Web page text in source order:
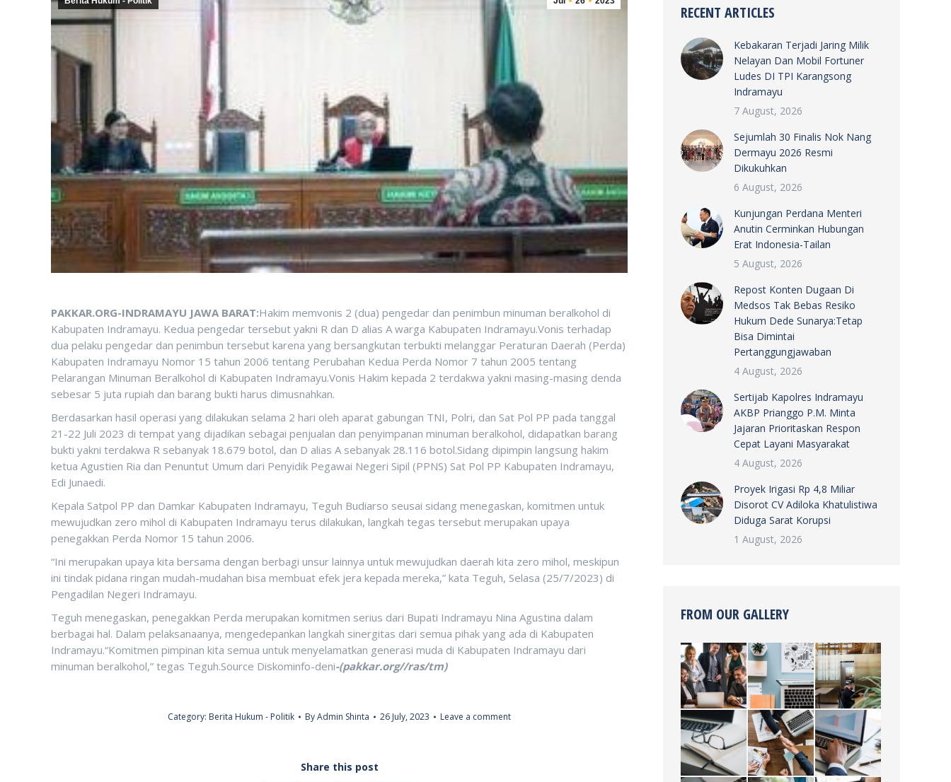
PAKKAR.ORG-INDRAMAYU JAWA BARAT:Hakim memvonis 2 (dua) pengedar dan penimbun minuman beralkohol di
Kabupaten Indramayu. Kedua pengedar tersebut yakni R dan D alias A warga Kabupaten Indramayu.Vonis terhadap
dua pelaku pengedar dan penimbun tersebut karena yang bersangkutan terbukti melanggar Peraturan Daerah (Perda)
Kabupaten Indramayu Nomor 15 tahun 2006 tentang Perubahan Kedua Perda Nomor 7 tahun 2005 tentang
Pelarangan Minuman Beralkohol di Kabupaten Indramayu.Vonis Hakim kepada 2 terdakwa yakni masing-masing denda
sebesar 5 juta rupiah dan barang bukti harus dimusnahkan.
Berdasarkan hasil operasi yang dilakukan selama 2 hari oleh aparat gabungan TNI, Polri, dan Sat Pol PP pada tanggal
21-22 Juli 2023 di tempat yang dijadikan sebagai penjualan dan penyimpanan minuman beralkohol, didapatkan barang
bukti yakni terdakwa R sebanyak 18.679 botol, dan D alias A sebanyak 28.116 botol.Sidang dipimpin langsung hakim
ketua Agustien Ria dan Penuntut Umum dari Penyidik Pegawai Negeri Sipil (PPNS) Sat Pol PP Kabupaten Indramayu,
Edi Junaedi.
Kepala Satpol PP dan Damkar Kabupaten Indramayu, Teguh Budiarso seusai sidang menegaskan, komitmen untuk
mewujudkan zero mihol di Kabupaten Indramayu terus dilakukan, langkah tegas tersebut merupakan upaya
penegakkan Perda Nomor 15 tahun 2006.
“Ini merupakan upaya kita bersama dengan berbagi unsur lainnya untuk mewujudkan daerah kita zero mihol, meskipun
ini tindak pidana ringan mudah-mudahan bisa membuat efek jera kepada mereka,” kata Teguh, Selasa (25/7/2023) di
Pengadilan Negeri Indramayu.
Teguh menegaskan, penegakkan Perda merupakan komitmen serius dari Bupati Indramayu Nina Agustina dalam
berbagai hal. Dalam pelaksanaanya, mengedepankan langkah sinergitas dari semua pihak yang ada di Kabupaten
Indramayu.“Komitmen pimpinan kita semua untuk menyelamatkan generasi muda di Kabupaten Indramayu dari
minuman beralkohol,” tegas Teguh.Source Diskominfo-deni-(pakkar.org//ras/tm)
Category: Berita Hukum - Politik ByAdmin Shinta 26 July, 2023 Leave a comment
Share this post
RECENT ARTICLES
Kebakaran Terjadi Jaring Milik
Nelayan Dan Mobil Fortuner
Ludes DI TPI Karangsong
Indramayu
7 August, 2026
Sejumlah 30 Finalis Nok Nang
Dermayu 2026 Resmi
Dikukuhkan
6 August, 2026
Kunjungan Perdana Menteri
Anutin Cerminkan Hubungan
Erat Indonesia-Tailan
5 August, 2026
Repost Konten Dugaan Di
Medsos Tak Bebas Resiko
Hukum Dede Sunarya:Tetap
Bisa Dimintai
Pertanggungjawaban
4 August, 2026
Sertijab Kapolres Indramayu
AKBP Prianggo P.M. Minta
Jajaran Prioritaskan Respon
Cepat Layani Masyarakat
4 August, 2026
Proyek Irigasi Rp 4,8 Miliar
Disorot CV Adiloka Khatulistiwa
Diduga Sarat Korupsi
1 August, 2026
FROM OUR GALLERY